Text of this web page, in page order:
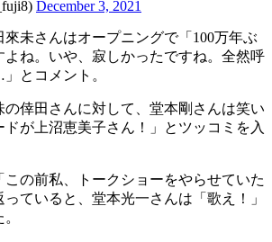
December 3, 2021
未さんはオープニングで「100万年ぶ
よね。いや、寂しかったですね。全然呼
とコメント。
の倖田さんに対して、堂本剛さんは笑い
が上沼恵美子さん！」とツッコミを入
この前私、トークショーをやらせていた
ていると、堂本光一さんは「歌え！」